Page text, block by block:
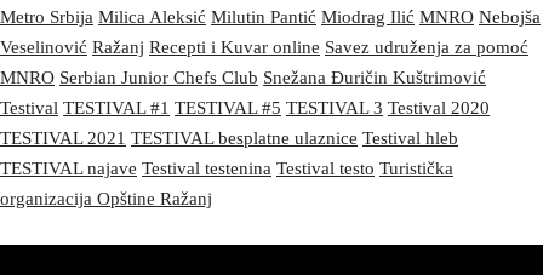
Metro Srbija Milica Aleksić Milutin Pantić Miodrag Ilić MNRO Nebojša
Veselinović Ražanj Recepti i Kuvar online Savez udruženja za pomoć
MNRO Serbian Junior Chefs Club Snežana Đuričin Kuštrimović
Testival TESTIVAL #1 TESTIVAL #5 TESTIVAL 3 Testival 2020
TESTIVAL 2021 TESTIVAL besplatne ulaznice Testival hleb
TESTIVAL najave Testival testenina Testival testo Turistička
organizacija Opštine Ražanj